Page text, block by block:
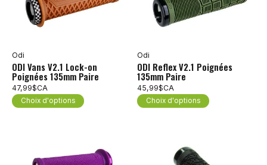
Odi
ODI Vans V2.1 Lock-on
Poignées 135mm Paire
47,99$CA
Choix d'options
Odi
ODI Reflex V2.1 Poignées
135mm Paire
45,99$CA
Choix d'options